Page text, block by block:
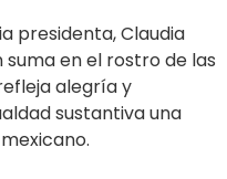
presidenta, Claudia
en el rostro de las
alegría y
sustantiva una